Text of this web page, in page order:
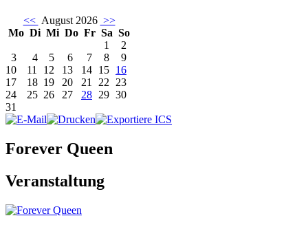
<< August 2026 >>
Mo Di Mi Do Fr Sa So
1
2
3
4 5 6 7 8
9
10
11 12 13 14 15 16
17
18 19 20 21 22 23
24
25 26 27 28 29 30
31
Forever Queen
Veranstaltung